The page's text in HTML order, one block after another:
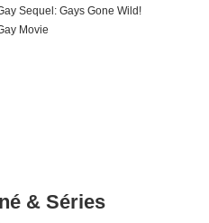
Sequel: Gays Gone Wild!
Movie
& Séries